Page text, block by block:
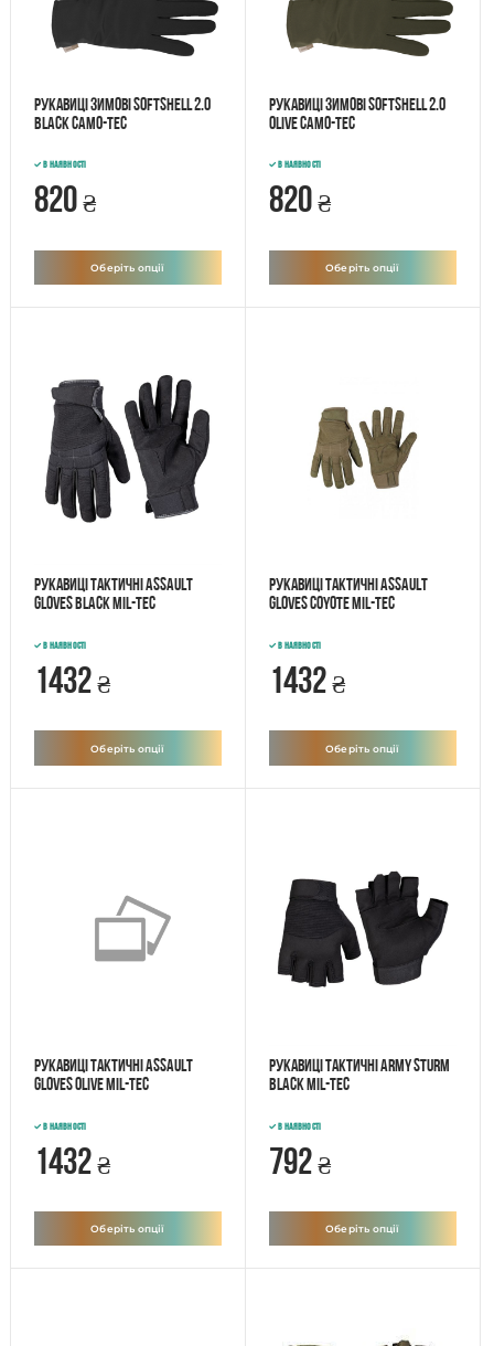
Рукавиці зимові SoftShell 2.0
Black Camo-Tec
В наявності
820 ₴
Оберіть опції
Рукавиці зимові SoftShell 2.0
Olive Camo-Tec
В наявності
820 ₴
Оберіть опції
Рукавиці тактичні ASSAULT
GLOVES BLACK Mil-Tec
В наявності
1432 ₴
Оберіть опції
Рукавиці тактичні ASSAULT
GLOVES Coyote Mil-Tec
В наявності
1432 ₴
Оберіть опції
Рукавиці тактичні ASSAULT
GLOVES OLIVE Mil-Tec
В наявності
1432 ₴
Оберіть опції
Рукавиці тактичні ARMY STURM
BLACK Mil-tec
В наявності
792 ₴
Оберіть опції